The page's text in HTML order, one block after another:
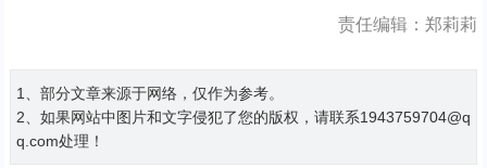
责任编辑：郑莉莉
1、部分文章来源于网络，仅作为参考。
2、如果网站中图片和文字侵犯了您的版权，请联系1943759704@q
q.com处理！